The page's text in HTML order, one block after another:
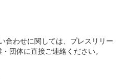
合わせに関しては、プレスリリー
団体に直接ご連絡ください。